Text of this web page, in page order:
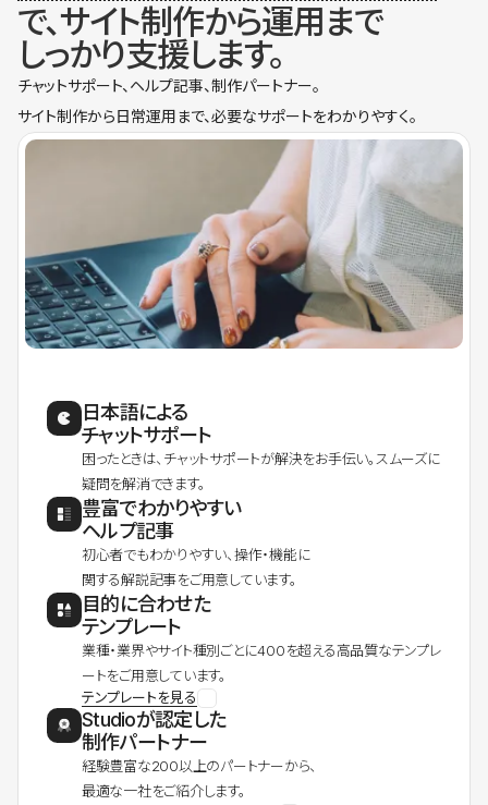
で、サイト制作から運用まで
しっかり支援します。
チャットサポート、ヘルプ記事、制作パートナー。
サイト制作から日常運用まで、必要なサポートをわかりやすく。
日本語による
チャットサポート
困ったときは、チャットサポートが解決をお手伝い。スムーズに
疑問を解消できます。
豊富でわかりやすい
ヘルプ記事
初心者でもわかりやすい、操作・機能に
関する解説記事をご用意しています。
目的に合わせた
テンプレート
業種・業界やサイト種別ごとに400を超える高品質なテンプレ
ートをご用意しています。
テンプレートを見る
Studioが認定した
制作パートナー
経験豊富な200以上のパートナーから、
最適な一社をご紹介します。